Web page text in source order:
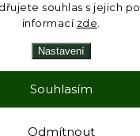
souhlas s jejich
informací zde
Nastavení
Odmítnout
Souhlasím
2026Kalma. Všechna
| DesignShoptak.cz